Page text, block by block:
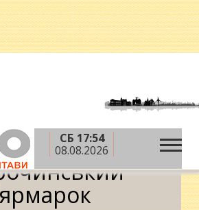
СБ 17:54
08.08.2026
ярмарок
ярмарок